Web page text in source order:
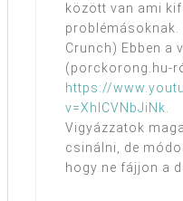
között van ami
problémásoknak.
Crunch) Ebben a
(porckorong.hu-
https://
v=XhICVNbJiNk.
Vigyázzatok
csinálni, de
hogy ne fájjon a